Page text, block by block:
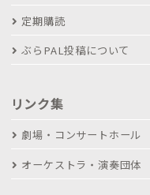
定期購読
ぶらPAL投稿について
リンク集
劇場・コンサートホール
オーケストラ・演奏団体